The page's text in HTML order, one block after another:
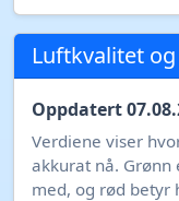
Luftkvalitet
Oppdatert
Verdiene viser
akkurat nå. Grønn
med, og rød betyr